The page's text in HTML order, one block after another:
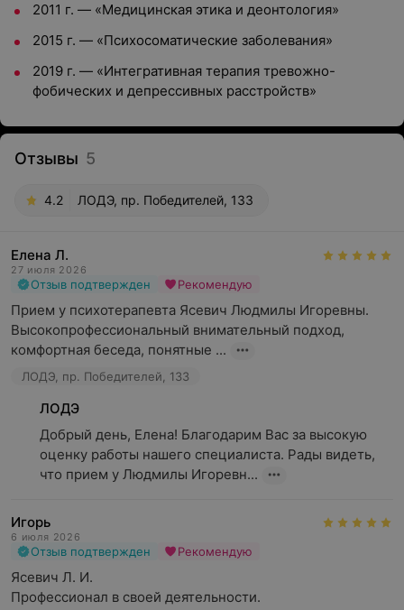
2011 г. — «Медицинская этика и деонтология»
2015 г. — «Психосоматические заболевания»
2019 г. — «Интегративная терапия тревожно-
фобических и депрессивных расстройств»
Отзывы 5
4.2 ЛОДЭ, пр. Победителей, 133
Елена Л.
27 июля 2026
Отзыв подтвержден Рекомендую
Прием у психотерапевта Ясевич Людмилы Игоревны.
Высокопрофессиональный внимательный подход,
комфортная беседа, понятные ...
ЛОДЭ, пр. Победителей, 133
ЛОДЭ
Добрый день, Елена! Благодарим Вас за высокую
оценку работы нашего специалиста. Рады видеть,
что прием у Людмилы Игоревн...
Игорь
6 июля 2026
Отзыв подтвержден Рекомендую
Ясевич Л. И.
Профессионал в своей деятельности.